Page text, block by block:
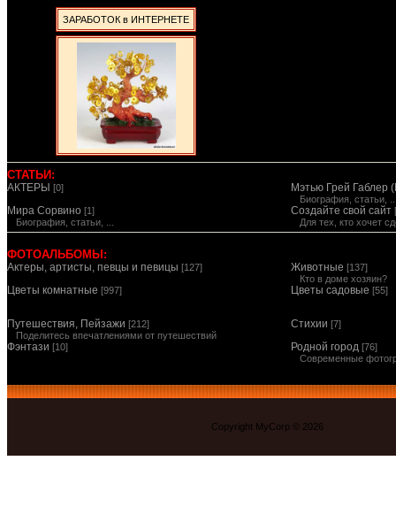
ЗАРАБОТОК в ИНТЕРНЕТЕ
СТАТЬИ:
АКТЕРЫ [0] Мэтью Грей Габлер
Биография, статьи,
Мира Сорвино [1]
Биография, статьи, ...
Создайте свой сайт
Для тех, кто хочет
ФОТОАЛЬБОМЫ:
Актеры, артисты, певцы и певицы [127] Животные [137]
Кто в доме хозяин?
Цветы комнатные [997] Цветы садовые [55]
Путешествия, Пейзажи [212]
Поделитесь впечатлениями от путешествий
Стихии [7]
Фэнтази [10] Родной город [76]
Современные
Copyright MyCorp © 2026